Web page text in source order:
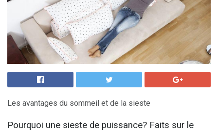
Les avantages du sommeil et de la sieste
Pourquoi une sieste de puissance? Faits sur le